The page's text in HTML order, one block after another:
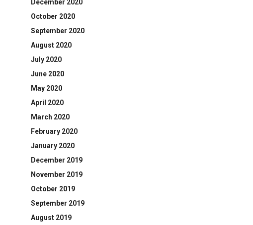
December 2020
October 2020
September 2020
August 2020
July 2020
June 2020
May 2020
April 2020
March 2020
February 2020
January 2020
December 2019
November 2019
October 2019
September 2019
August 2019